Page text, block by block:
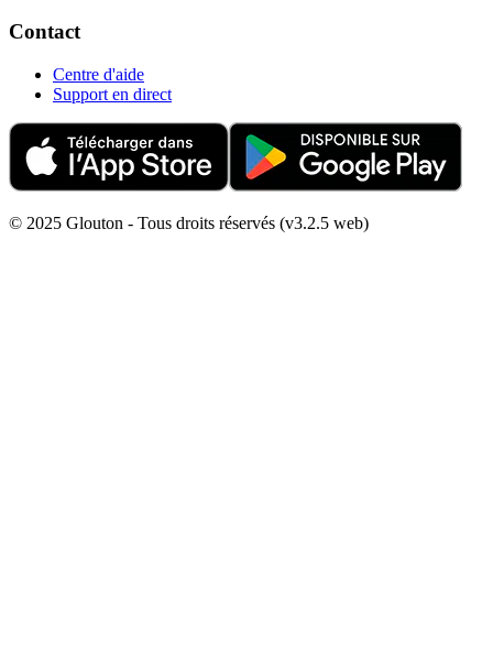
Contact
Centre d'aide
Support en direct
© 2025 Glouton - Tous droits réservés (v3.2.5 web)